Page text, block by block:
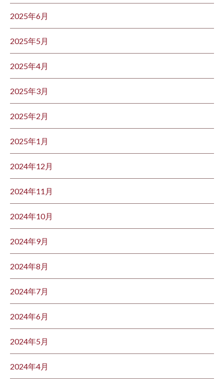
2025年6月
2025年5月
2025年4月
2025年3月
2025年2月
2025年1月
2024年12月
2024年11月
2024年10月
2024年9月
2024年8月
2024年7月
2024年6月
2024年5月
2024年4月